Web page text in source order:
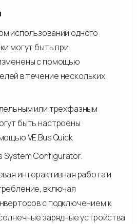
использовании одного
могут быть при
с помощью
в течение нескольких
или трехфазным
быть настроены
VE.Bus Quick
System Configurator.
интерактивная работа и
включая
с подключением к
зарядные устройства